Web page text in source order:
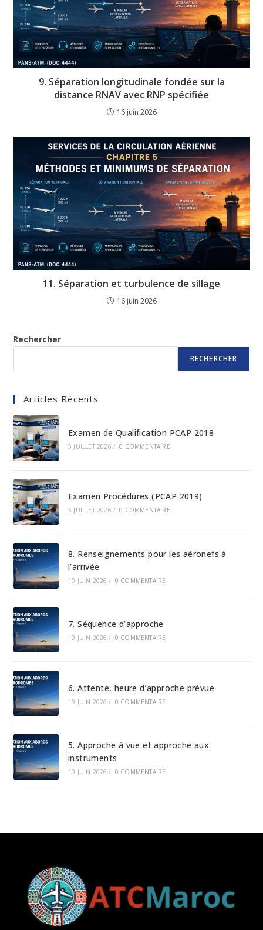
9. Séparation longitudinale fondée sur la
distance RNAV avec RNP spécifiée
16 juin 2026
11. Séparation et turbulence de sillage
16 juin 2026
Rechercher
RECHERCHER
Articles Récents
Examen de Qualification PCAP 2018
5 JUILLET 2026 / 0 COMMENTAIRE
Examen Procédures (PCAP 2019)
5 JUILLET 2026 / 0 COMMENTAIRE
8. Renseignements pour les aéronefs à
l’arrivée
19 JUIN 2026 / 0 COMMENTAIRE
7. Séquence d’approche
19 JUIN 2026 / 0 COMMENTAIRE
6. Attente, heure d’approche prévue
19 JUIN 2026 / 0 COMMENTAIRE
5. Approche à vue et approche aux
instruments
19 JUIN 2026 / 0 COMMENTAIRE